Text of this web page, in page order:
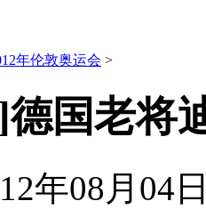
年伦敦奥运会 >
国老将
年08月04